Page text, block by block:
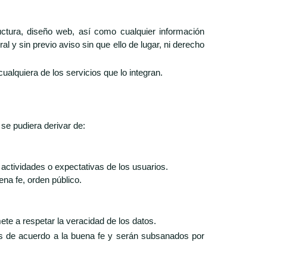
diseño web, así como cualquier información
y sin previo aviso sin que ello de lugar, ni derecho
de los servicios que lo integran.
pudiera derivar de:
o expectativas de los usuarios.
fe, orden público.
a respetar la veracidad de los datos.
acuerdo a la buena fe y serán subsanados por